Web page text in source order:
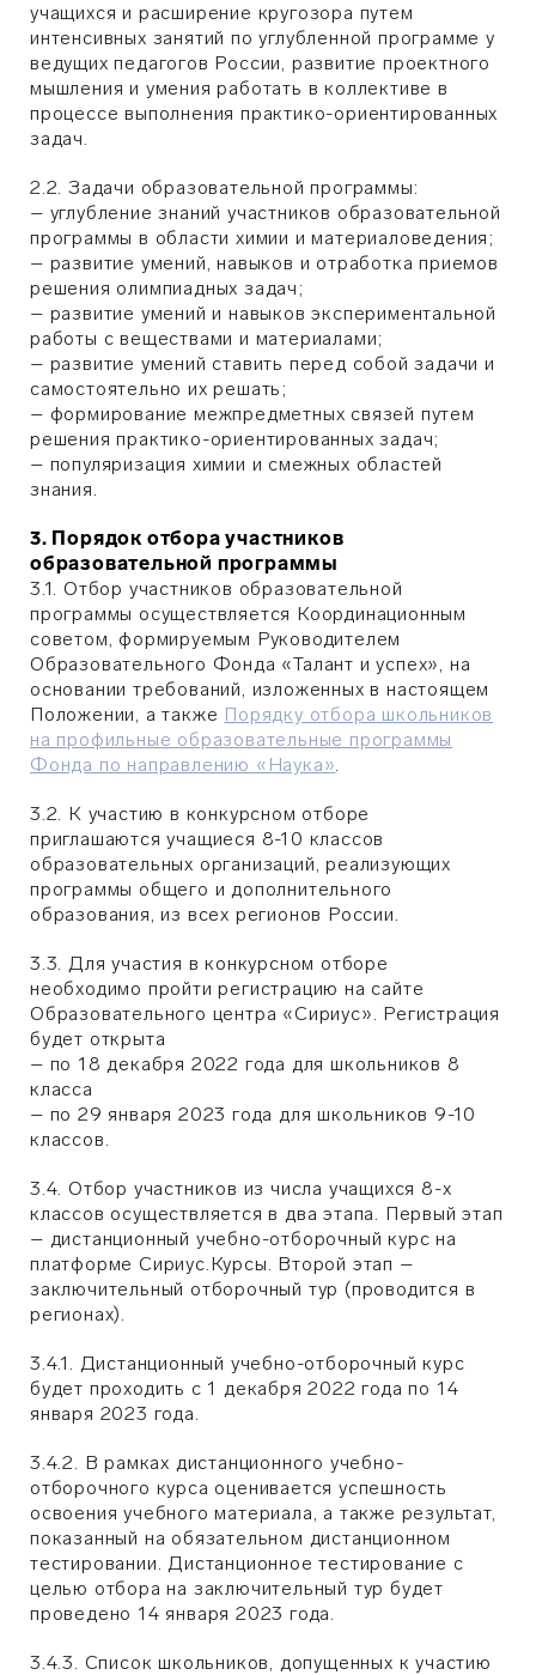
учащихся и расширение кругозора путем
интенсивных занятий по углубленной программе у
ведущих педагогов России, развитие проектного
мышления и умения работать в коллективе в
процессе выполнения практико-ориентированных
задач.
2.2. Задачи образовательной программы:
– углубление знаний участников образовательной
программы в области химии и материаловедения;
– развитие умений, навыков и отработка приемов
решения олимпиадных задач;
– развитие умений и навыков экспериментальной
работы с веществами и материалами;
– развитие умений ставить перед собой задачи и
самостоятельно их решать;
– формирование межпредметных связей путем
решения практико-ориентированных задач;
– популяризация химии и смежных областей
знания.
3. Порядок отбора участников
образовательной программы
3.1. Отбор участников образовательной
программы осуществляется Координационным
советом, формируемым Руководителем
Образовательного Фонда «Талант и успех», на
основании требований, изложенных в настоящем
Положении, а также Порядку отбора школьников
на профильные образовательные программы
Фонда по направлению «Наука».
3.2. К участию в конкурсном отборе
приглашаются учащиеся 8-10 классов
образовательных организаций, реализующих
программы общего и дополнительного
образования, из всех регионов России.
3.3. Для участия в конкурсном отборе
необходимо пройти регистрацию на сайте
Образовательного центра «Сириус». Регистрация
будет открыта
– по 18 декабря 2022 года для школьников 8
класса
– по 29 января 2023 года для школьников 9-10
классов.
3.4. Отбор участников из числа учащихся 8-х
классов осуществляется в два этапа. Первый этап
– дистанционный учебно-отборочный курс на
платформе Сириус.Курсы. Второй этап –
заключительный отборочный тур (проводится в
регионах).
3.4.1. Дистанционный учебно-отборочный курс
будет проходить с 1 декабря 2022 года по 14
января 2023 года.
3.4.2. В рамках дистанционного учебно-
отборочного курса оценивается успешность
освоения учебного материала, а также результат,
показанный на обязательном дистанционном
тестировании. Дистанционное тестирование с
целью отбора на заключительный тур будет
проведено 14 января 2023 года.
3.4.3. Список школьников, допущенных к участию